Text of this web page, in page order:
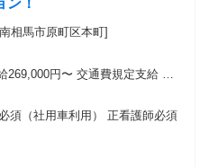
！
相馬市原町区本町]
269,000円〜 交通費規定支給 訪
日7件、月140件訪問)
須（社用車利用） 正看護師必須